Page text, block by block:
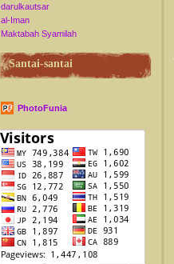
darulkautsar
al-Iman
Maktabah Syamilah
Santai-santai
PhotoFunia